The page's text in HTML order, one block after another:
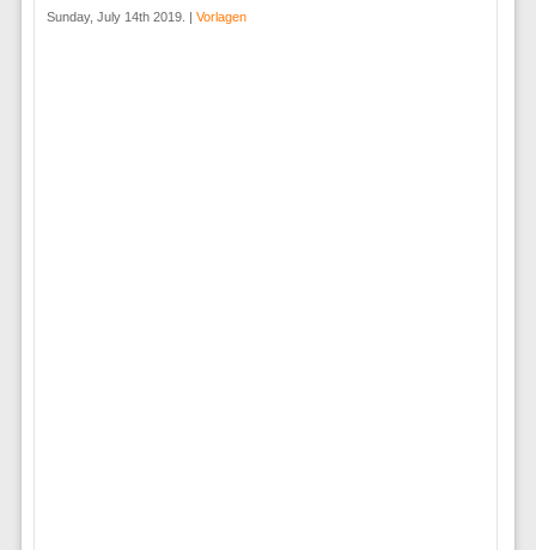
Sunday, July 14th 2019. | Vorlagen